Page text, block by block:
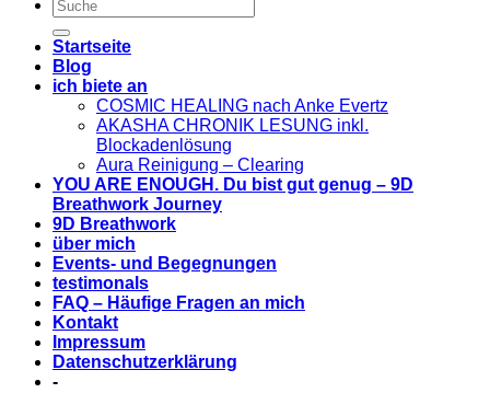
Startseite
Blog
ich biete an
COSMIC HEALING nach Anke Evertz
AKASHA CHRONIK LESUNG inkl.
Blockadenlösung
Aura Reinigung – Clearing
YOU ARE ENOUGH. Du bist gut genug – 9D
Breathwork Journey
9D Breathwork
über mich
Events- und Begegnungen
testimonals
FAQ – Häufige Fragen an mich
Kontakt
Impressum
Datenschutzerklärung
-